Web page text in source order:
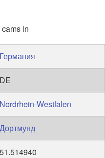
in
Германия
DE
Nordrhein-Westfalen
Дортмунд
51.514940